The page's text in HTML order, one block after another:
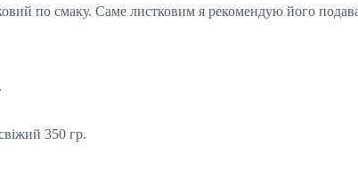
по смаку. Саме листковим я рекомендую його
350 гр.